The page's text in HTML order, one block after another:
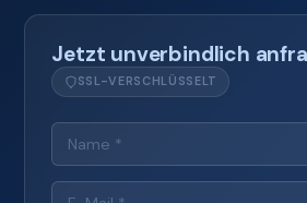
Jetzt unverbindlich
SSL-VERSCHLÜSSELT